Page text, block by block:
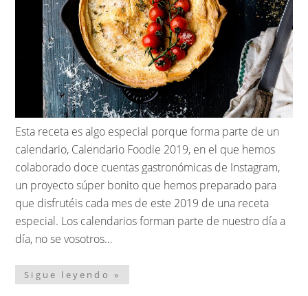
Esta receta es algo especial porque forma parte de un
calendario, Calendario Foodie 2019, en el que hemos
colaborado doce cuentas gastronómicas de Instagram,
un proyecto súper bonito que hemos preparado para
que disfrutéis cada mes de este 2019 de una receta
especial. Los calendarios forman parte de nuestro día a
día, no se vosotros…
Sigue leyendo »